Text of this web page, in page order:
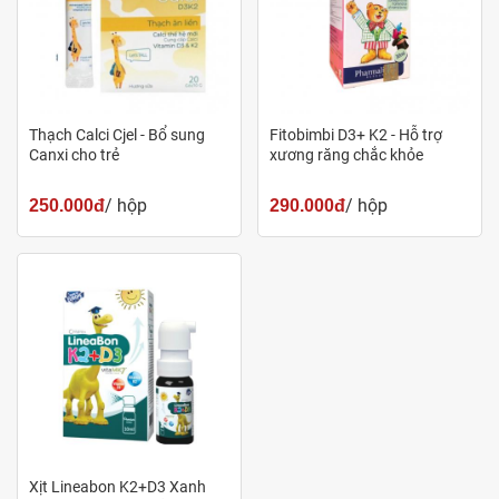
cho cả 2 đứa nhà mình dùng loại kẹo mềm này. Sản
phẩm rất tốt, mùi thơm, con mình ăn được chứ không
như một số loại bổ sung DHA thông thường có vị
Nguyễn Văn Toàn (37 tuổi, Hải Dương): Mình thấy vợ
tiếng của Úc. Mình ăn thử còn thấy ngon chứ nói gì
con nhà mình. cho dùng viên này một thời gian rồi,
dạo này con không hay mỏi mắt, mờ mắt như dạo
trước nữa. Hai vợ chồng mình vui lắm.
Câu hỏi thường gặp trong quá trình sử dụng
Thạch Calci Cjel - Bổ sung
Canxi cho trẻ
250.000đ/ hộp
Fitobimbi D3+ K2 - Hỗ trợ
xương răng chắc khỏe
290.000đ/ hộp
Xịt Lineabon K2+D3 Xanh